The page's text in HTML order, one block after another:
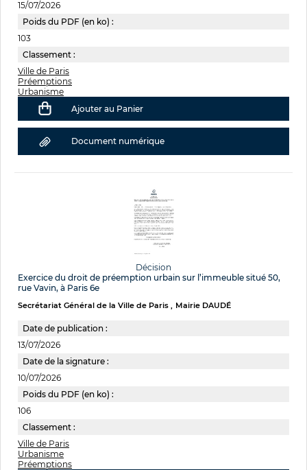
15/07/2026
Poids du PDF (en ko) :
103
Classement :
Ville de Paris
Préemptions
Urbanisme
Ajouter au Panier
Document numérique
Décision
Exercice du droit de préemption urbain sur l’immeuble situé 50,
rue Vavin, à Paris 6e
Secrétariat Général de la Ville de Paris Mairie DAUDÉ
Date de publication :
13/07/2026
Date de la signature :
10/07/2026
Poids du PDF (en ko) :
106
Classement :
Ville de Paris
Urbanisme
Préemptions